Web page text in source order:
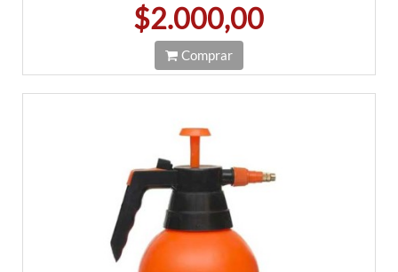
$2.000,00
Comprar